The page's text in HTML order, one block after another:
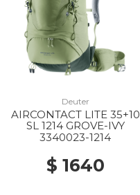
Deuter
AIRCONTACT LITE 35+10
SL 1214 GROVE-IVY
3340023-1214
$ 1640